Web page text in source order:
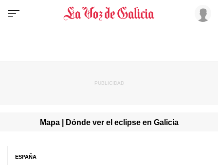
Mapa | Dónde ver el eclipse en Galicia
ESPAÑA